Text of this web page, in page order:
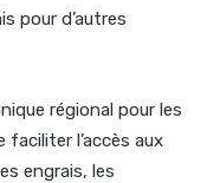
pour d’autres
régional pour les
l’accès aux
engrais, les